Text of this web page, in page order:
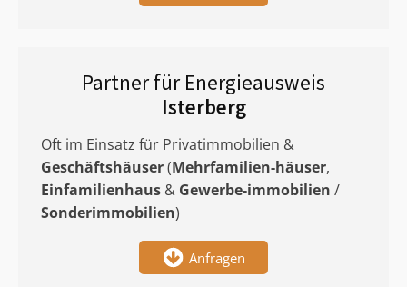
Partner für Energieausweis
Isterberg
Oft im Einsatz für Privatimmobilien &
Geschäftshäuser(Mehrfamilien-häuser,
Einfamilienhaus & Gewerbe-immobilien /
Sonderimmobilien)
Anfragen